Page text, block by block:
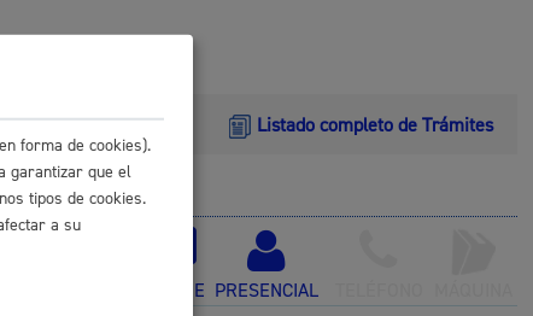
Listado completo de Trámites
ONLINE PRESENCIAL
forma de cookies).
garantizar que el
tipos de cookies.
a su